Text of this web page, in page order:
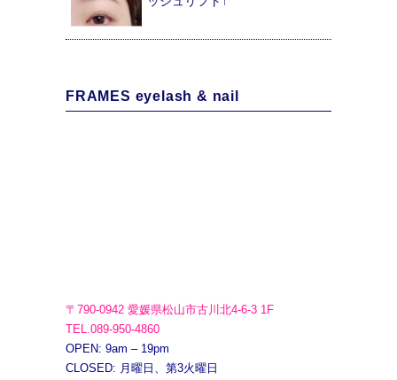
FRAMES eyelash & nail
〒790-0942 愛媛県松山市古川北4-6-3 1F
TEL.089-950-4860
OPEN: 9am – 19pm
CLOSED: 月曜日、第3火曜日